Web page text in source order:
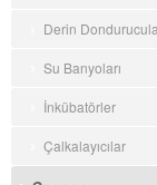
Derin
Su Banyoları
İnkübatörler
Çalkalayıcılar